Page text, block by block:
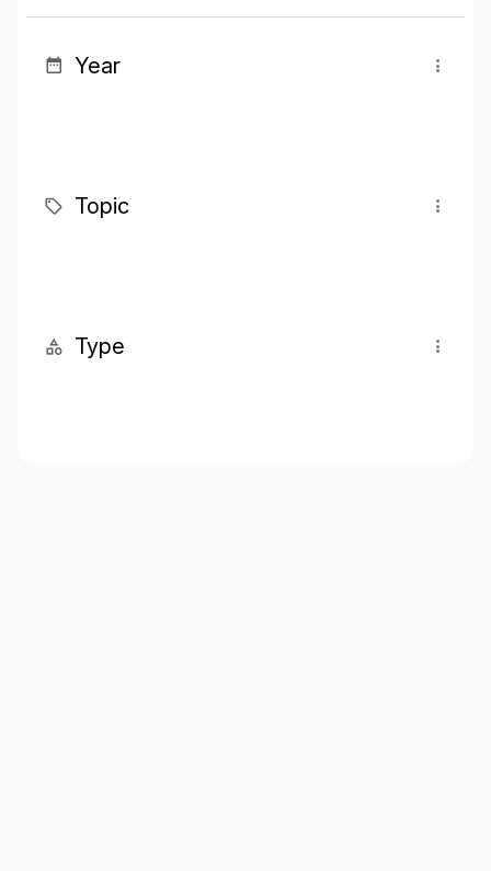
Year
Topic
Type